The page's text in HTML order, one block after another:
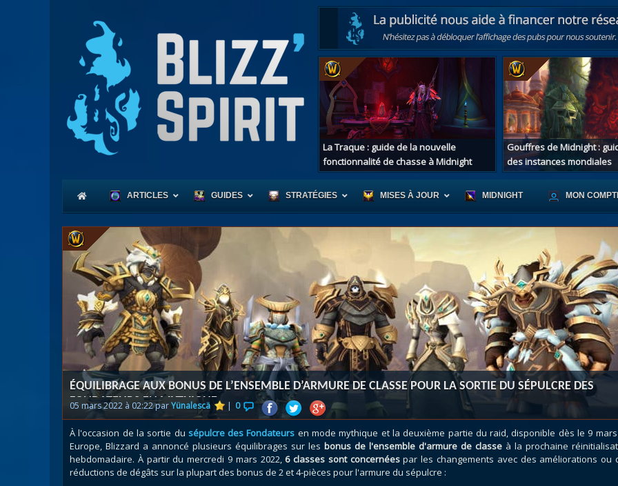
La Traque : guide de la nouvelle
fonctionnalité de chasse à Midnight
Gouffres de Midnight :
des instances mondiales
ARTICLES GUIDES
Coeur d'Azeroth
Races alliées
Exploration des îles
NazjataretMécagone
Débloquer le vol
Assauts à Uldum et au Val
Visions horrifiques
VOIR + DE GUIDES
Scénario de Chromie
Les bastonneurs
Rivage Brisé
Débloquer le vol
Les invasions
Arme prodigieuse
Les réputations
Les
Les
Les jouets
Les
Les
Les
Les métiers
STRATÉGIES MISES À JOUR MIDNIGHT MON
ÉQUILIBRAGE AUX BONUS DE L’ENSEMBLE D’ARMURE DE CLASSE POUR LA SORTIE DU SÉPULCRE DES
FONDATEURS EN MYTHIQUE
05 mars 2022 à 02:22 parYünalescä | 0
À l'occasion de la sortie du sépulcre des Fondateurs en mode mythique et la deuxième partie du raid, disponible dès le 9
Europe, Blizzard a annoncé plusieurs équilibrages sur les bonus de l'ensemble d'armure de classe à la prochaine
hebdomadaire. À partir du mercredi 9 mars 2022,6 classes sont concernéespar les changements avec des améliorations ou
réductions de dégâts sur la plupart des bonus de 2 et 4-pièces pour l'armure du sépulcre :